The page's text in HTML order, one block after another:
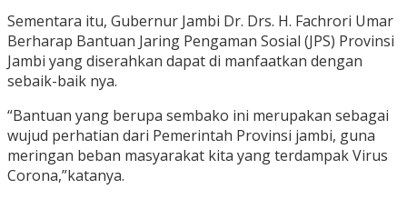
Sementara itu, Gubernur Jambi Dr. Drs. H. Fachrori Umar
Berharap Bantuan Jaring Pengaman Sosial (JPS) Provinsi
Jambi yang diserahkan dapat di manfaatkan dengan
sebaik-baik nya.
“Bantuan yang berupa sembako ini merupakan sebagai
wujud perhatian dari Pemerintah Provinsi jambi, guna
meringan beban masyarakat kita yang terdampak Virus
Corona,”katanya.